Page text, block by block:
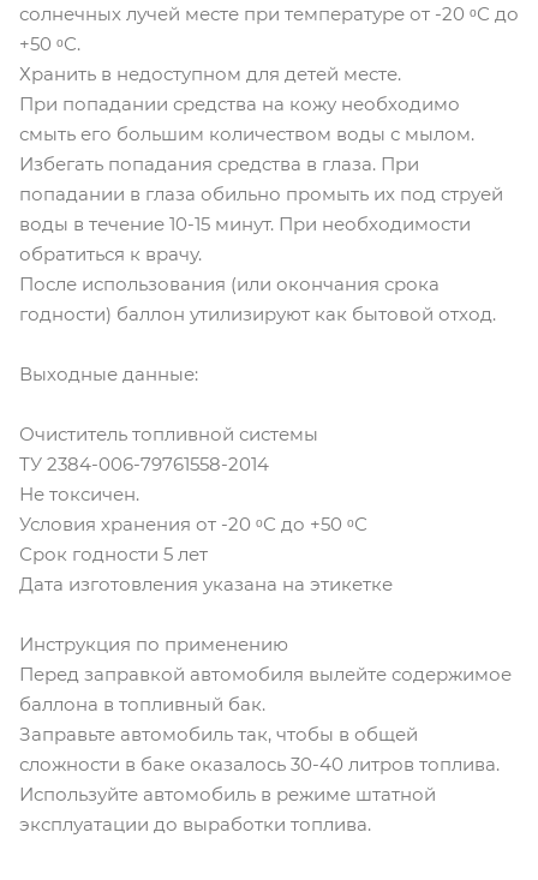
солнечных лучей месте при температуре от -20 ᵒС до
+50 ᵒС.
Хранить в недоступном для детей месте.
При попадании средства на кожу необходимо
смыть его большим количеством воды с мылом.
Избегать попадания средства в глаза. При
попадании в глаза обильно промыть их под струей
воды в течение 10-15 минут. При необходимости
обратиться к врачу.
После использования (или окончания срока
годности) баллон утилизируют как бытовой отход.
Выходные данные:
Очиститель топливной системы
ТУ 2384-006-79761558-2014
Не токсичен.
Условия хранения от -20 ᵒС до +50 ᵒС
Срок годности 5 лет
Дата изготовления указана на этикетке
Инструкция по применению
Перед заправкой автомобиля вылейте содержимое
баллона в топливный бак.
Заправьте автомобиль так, чтобы в общей
сложности в баке оказалось 30-40 литров топлива.
Используйте автомобиль в режиме штатной
эксплуатации до выработки топлива.